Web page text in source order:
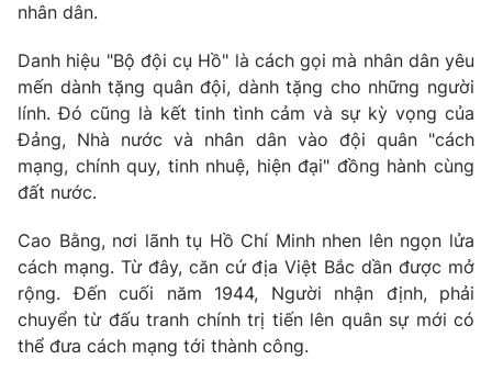
Phim VTV
Hậu trường
Nhân vật
Khán giả
Giải sao mai
Điện ảnh
Âm nhạc
Sao
Đời sống
Du lịch
Làm đẹp
Chất lượng cuộc sống
Giáo dục
Tuyển sinh
Học trực tuyến
Hitech Công nghệ tương lai
Sản phẩm
Thị trường
Giao lưu trực tuyến
Lịch phát sóng
nhân dân.
Danh hiệu "Bộ đội cụ Hồ" là cách gọi mà nhân dân yêu
mến dành tặng quân đội, dành tặng cho những người
lính. Đó cũng là kết tinh tình cảm và sự kỳ vọng của
Đảng, Nhà nước và nhân dân vào đội quân "cách
mạng, chính quy, tinh nhuệ, hiện đại" đồng hành cùng
đất nước.
Cao Bằng, nơi lãnh tụ Hồ Chí Minh nhen lên ngọn lửa
cách mạng. Từ đây, căn cứ địa Việt Bắc dần được mở
rộng. Đến cuối năm 1944, Người nhận định, phải
chuyển từ đấu tranh chính trị tiến lên quân sự mới có
thể đưa cách mạng tới thành công.